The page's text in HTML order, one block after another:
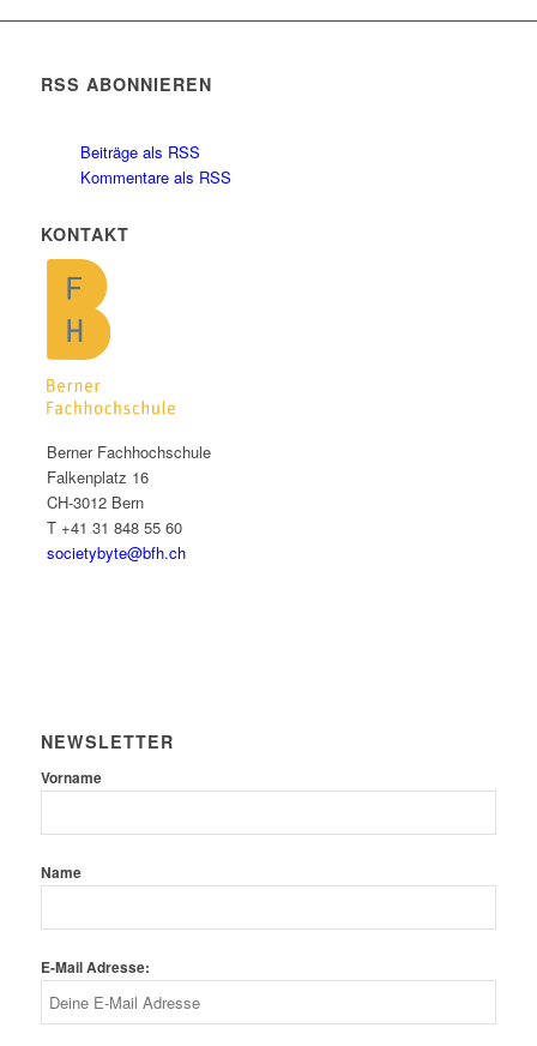
RSS ABONNIEREN
Beiträge als RSS
Kommentare als RSS
KONTAKT
Berner Fachhochschule
Falkenplatz 16
CH-3012 Bern
T +41 31 848 55 60
societybyte@bfh.ch
NEWSLETTER
Vorname
Name
E-Mail Adresse: